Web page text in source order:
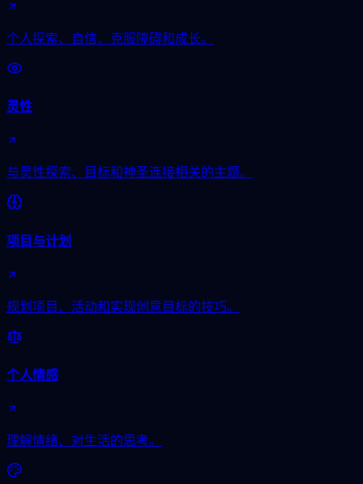
个人探索、自信、克服障碍和成长。
灵性
与灵性探索、目标和神圣连接相关的主题。
项目与计划
规划项目、活动和实现创意目标的技巧。
个人情感
理解情绪、对生活的思考。